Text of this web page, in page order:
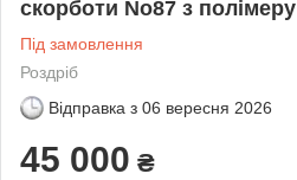
скорботи No87 з полімеру
Під замовлення
Роздріб
Відправка з 06 вересня 2026
45 000 ₴